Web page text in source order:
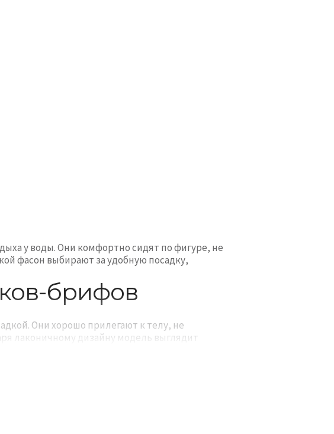
у воды. Они комфортно сидят по фигуре, не
фасон выбирают за удобную посадку,
брифов
Они хорошо прилегают к телу, не
лаконичному дизайну модель выглядит